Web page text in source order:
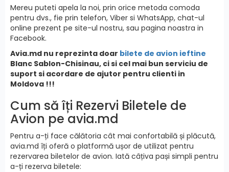
Mereu puteti apela la noi, prin orice metoda comoda
pentru dvs., fie prin telefon, Viber si WhatsApp, chat-ul
online prezent pe site-ul nostru, sau pagina noastra in
Facebook.
Avia.md nu reprezinta doar bilete de avion ieftine
Blanc Sablon-Chisinau, ci si cel mai bun serviciu de
suport si acordare de ajutor pentru clienti in
Moldova !!!
Cum să îți Rezervi Biletele de
Avion pe avia.md
Pentru a-ți face călătoria cât mai confortabilă și plăcută,
avia.md îți oferă o platformă ușor de utilizat pentru
rezervarea biletelor de avion. Iată câțiva pași simpli pentru
a-ți rezerva biletele: